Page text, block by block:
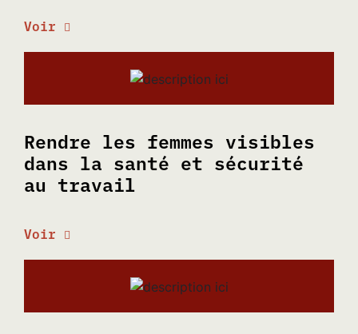
Voir
Rendre les femmes visibles
dans la santé et sécurité
au travail
Voir